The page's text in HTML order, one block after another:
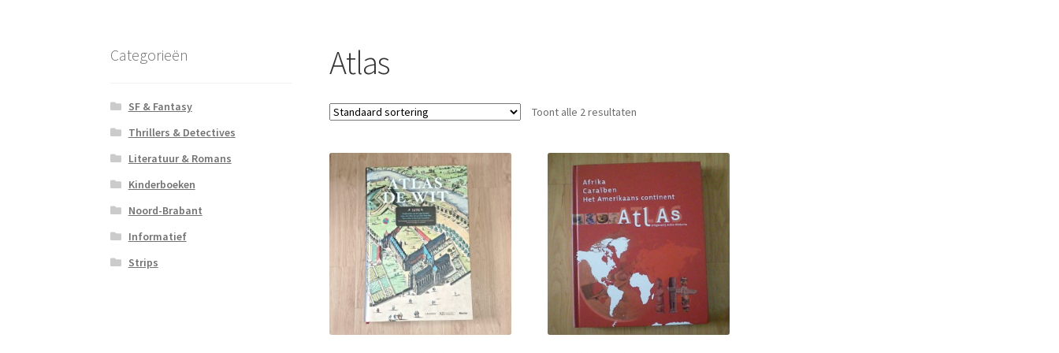
Atlas
Toont alle 2 resultaten
Categorieën
SF & Fantasy
Thrillers & Detectives
Literatuur & Romans
Kinderboeken
Noord-Brabant
Informatief
Strips